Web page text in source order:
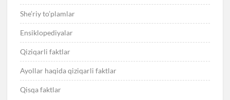
She’riy to’plamlar
Ensiklopediyalar
Qiziqarli faktlar
Ayollar haqida qiziqarli faktlar
Qisqa faktlar